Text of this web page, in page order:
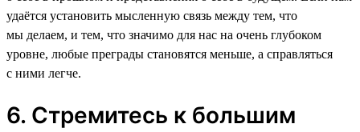
удаётся установить мысленную связь между тем, что
мы делаем, и тем, что значимо для нас на очень глубоком
уровне, любые преграды становятся меньше, а справляться
с ними легче.
6. Стремитесь к большим